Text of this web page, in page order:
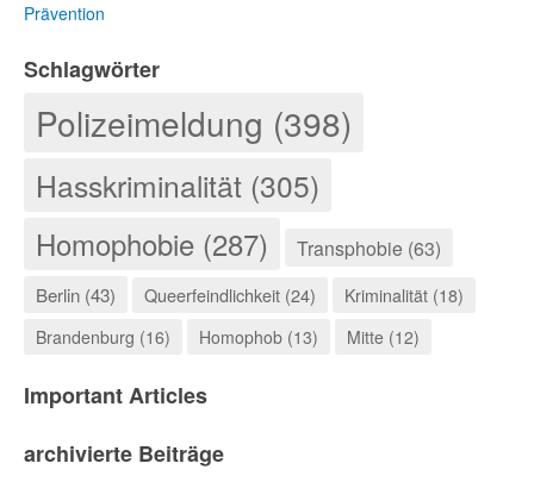
Prävention
Schlagwörter
Polizeimeldung (398)
Hasskriminalität (305)
Homophobie (287)
Transphobie (63)
Berlin (43) Queerfeindlichkeit (24)
Kriminalität (18)
Brandenburg (16)
Homophob (13) Mitte (12)
Important Articles
archivierte Beiträge